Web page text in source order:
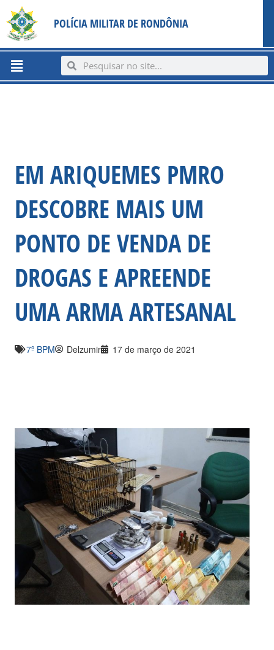
content
para
conteúdo
POLÍCIA MILITAR DE RONDÔNIA
Menu SearchSearch
EM ARIQUEMES PMRO
DESCOBRE MAIS UM
PONTO DE VENDA DE
DROGAS E APREENDE
UMA ARMA ARTESANAL
7º BPM Delzumir 17 de março de 2021